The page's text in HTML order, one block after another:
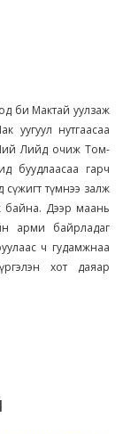
би Мактай уулзаж
нутгаасаа
Лийд очиж Том-
буудлаасаа гарч
сүжигт түмнээ залж
байна. Дээр маань
арми байрладаг
ч гудамжнаа
хот даяар